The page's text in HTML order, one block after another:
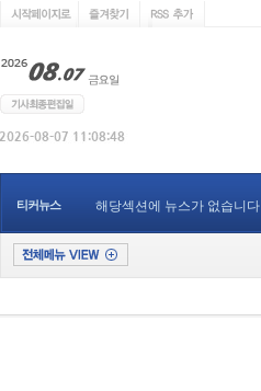
티커뉴스 해당섹션에 뉴스가 없습니다